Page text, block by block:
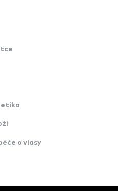
o vlasy